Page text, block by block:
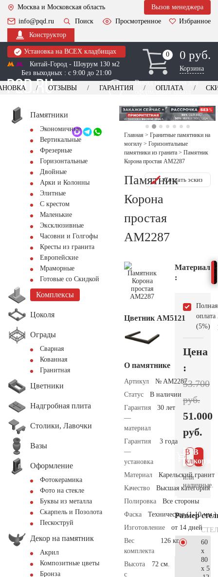
Москва и Московская область
Вызов менеджера
info@pqd.ru
Поиск Просмотренное
Избранное
Конструктор
Установка на ВСЕХ кладбищах
Китай-Город - Шоурум 130 м2
Без выходных : с 9:00 до 21:00
0
0 0 руб.
Корзина
Выезд менеджера для
оформления заказа
+7 (495) 518-44-23
Обратный звонок
ОТЗЫВЫ ГАРАНТИЯ ОПЛАТА
Памятники
Экономичные
Вертикальные
Фрезерные
Горизонтальные
Двойные
Арки и Колонны
Элитные
С крестом
Маленькие
Эксклюзивные
Часовни и Голгофы
Кресты из гранита
Европейские
Мраморные
Готовые со Скидкой
Комплексы
Цоколя
Ограды
Сварная
Кованная
Гранитная
Цветники
Надгробная плита
Столики, Лавочки
Вазы
Оформление
Фотокерамика
Фото на стекле
Буквы из металла
Скарпель и Позолота
Пескоструй
Декор на памятник
Акрил
Композитные цветы
Бронза
Главная > Гранитные памятники на
могилу > Горизонтальные
памятники из гранита > Памятник
Корона простая AM2287
Памятник
Корона
простая
AM2287
Создать эскиз
Цветник АМ5121
О памятнике
Артикул
№ AM2287
Статус
В наличии
Гарантия
—
материал
30 лет
Гарантия
—
установка
3 года
Материал
Карельский гранит
Качество
Высшая категория
Полировка
Все стороны
Фаска
Техническая (1-10 мм.)
Изготовление
от 14 дней
Вес
комплекта
126 кг.
Высота
с
72 см.
Материал
:
Полная
оплата
(5%)
Цена
:
53.700
руб.
51.000
руб.
В
В 1
клик
или
наличные.
Размер
60
x
80
x 5